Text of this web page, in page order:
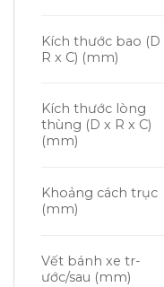
Kích th­ước bao (D
R x C) (mm)
Kích thước lòng
thùng (D x R x C)
(mm)
Khoảng cách trục
(mm)
Vết bánh xe tr­
ước/sau (mm)